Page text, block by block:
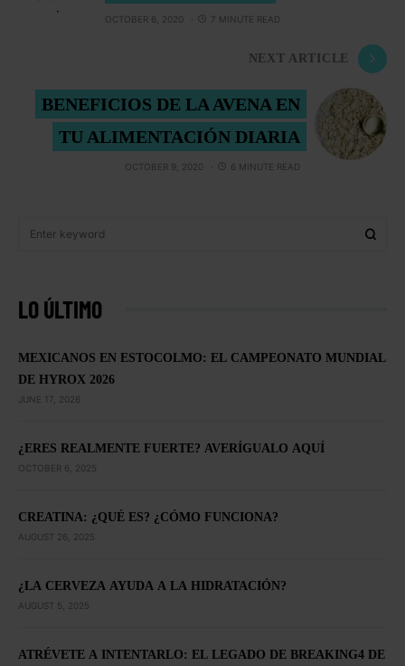
OCTOBER 6, 2020 7 MINUTE READ
NEXT ARTICLE
BENEFICIOS DE LA AVENA EN
TU ALIMENTACIÓN DIARIA
OCTOBER 9, 2020 6 MINUTE READ
LO ÚLTIMO
MEXICANOS EN ESTOCOLMO: EL CAMPEONATO MUNDIAL
DE HYROX 2026
JUNE 17, 2026
¿ERES REALMENTE FUERTE? AVERÍGUALO AQUÍ
OCTOBER 6, 2025
CREATINA: ¿QUÉ ES? ¿CÓMO FUNCIONA?
AUGUST 26, 2025
¿LA CERVEZA AYUDA A LA HIDRATACIÓN?
AUGUST 5, 2025
ATRÉVETE A INTENTARLO: EL LEGADO DE BREAKING4 DE